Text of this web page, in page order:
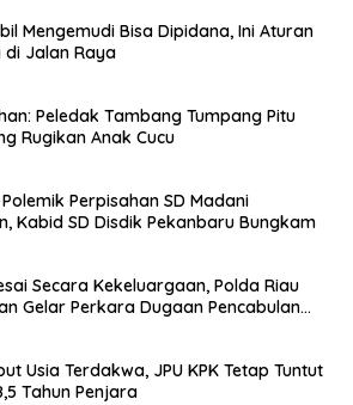
Mengemudi Bisa Dipidana, Ini Aturan
di Jalan Raya
Peledak Tambang Tumpang Pitu
Rugikan Anak Cucu
Perpisahan SD Madani
Kabid SD Disdik Pekanbaru Bungkam
Secara Kekeluargaan, Polda Riau
Gelar Perkara Dugaan Pencabulan
Usia Terdakwa, JPU KPK Tetap Tuntut
Tahun Penjara